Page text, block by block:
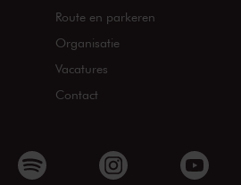
Route en parkeren
Organisatie
Vacatures
Contact